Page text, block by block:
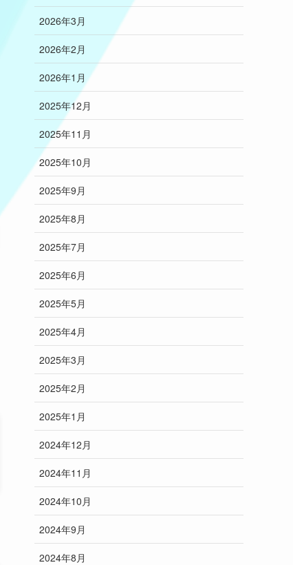
2026年3月
2026年2月
2026年1月
2025年12月
2025年11月
2025年10月
2025年9月
2025年8月
2025年7月
2025年6月
2025年5月
2025年4月
2025年3月
2025年2月
2025年1月
2024年12月
2024年11月
2024年10月
2024年9月
2024年8月